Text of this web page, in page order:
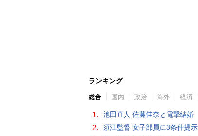
ランキング
総合 国内 政治 海外 経済
1. 池田直人 佐藤佳奈と電撃結婚
2. 須江監督 女子部員に3条件提示